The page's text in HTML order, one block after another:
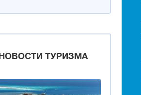
НОВОСТИ ТУРИЗМА